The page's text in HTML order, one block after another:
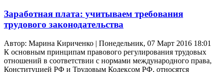
Заработная плата: учитываем требования
трудового законодательства
Автор: Марина Кириченко | Понедельник, 07 Март 2016 18:01
К основным принципам правового регулирования трудовых
отношений в соответствии с нормами международного права,
Конституцией РФ и Трудовым Кодексом РФ, относятся